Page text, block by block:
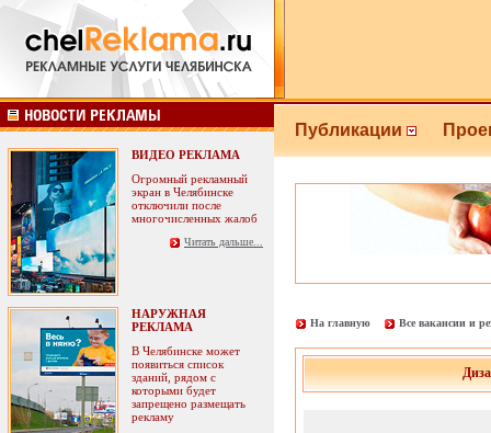
ВИДЕО РЕКЛАМА
Огромный рекламный
экран в Челябинске
отключили после
многочисленных жалоб
Читать дальше...
НАРУЖНАЯ
РЕКЛАМА
В Челябинске может
появиться список
зданий, рядом с
которыми будет
запрещено размещать
рекламу
Публикации
На главную Все вакансии и